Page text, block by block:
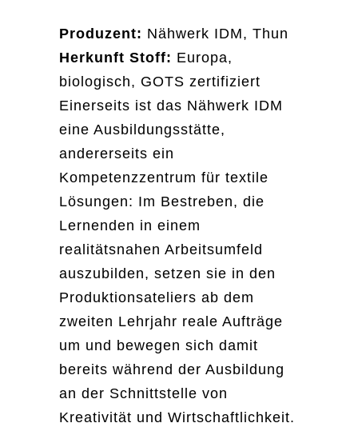
Produzent: Nähwerk IDM, Thun
Herkunft Stoff: Europa,
biologisch, GOTS zertifiziert
Einerseits ist das Nähwerk IDM
eine Ausbildungsstätte,
andererseits ein
Kompetenzzentrum für textile
Lösungen: Im Bestreben, die
Lernenden in einem
realitätsnahen Arbeitsumfeld
auszubilden, setzen sie in den
Produktionsateliers ab dem
zweiten Lehrjahr reale Aufträge
um und bewegen sich damit
bereits während der Ausbildung
an der Schnittstelle von
Kreativität und Wirtschaftlichkeit.
Email